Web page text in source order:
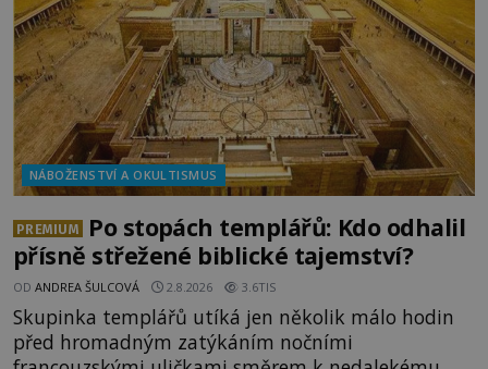
NÁBOŽENSTVÍ A OKULTISMUS
PREMIUM
Po stopách templářů: Kdo odhalil
přísně střežené biblické tajemství?
OD ANDREA ŠULCOVÁ 2.8.2026 3.6TIS
Skupinka templářů utíká jen několik málo hodin
před hromadným zatýkáním nočními